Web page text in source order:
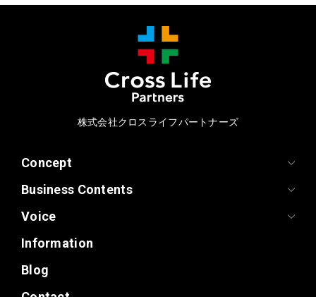
株式会社クロスライフパートナーズ
Concept
Business Contents
Voice
Information
Blog